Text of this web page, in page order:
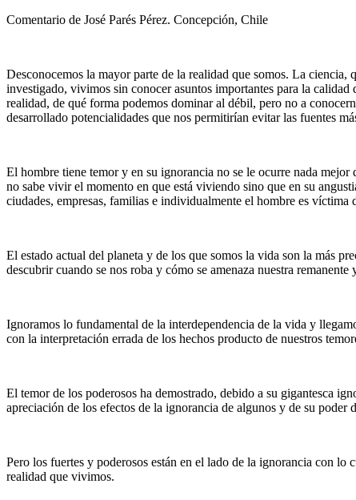
Comentario de José Parés Pérez. Concepción, Chile
Desconocemos la mayor parte de la realidad que somos. La
investigado, vivimos sin conocer asuntos importantes para la
realidad, de qué forma podemos dominar al débil, pero no a
desarrollado potencialidades que nos permitirían evitar las fuentes
El hombre tiene temor y en su ignorancia no se le ocurre nada
no sabe vivir el momento en que está viviendo sino que en su
ciudades, empresas, familias e individualmente el hombre es víctima
El estado actual del planeta y de los que somos la vida son la más
descubrir cuando se nos roba y cómo se amenaza nuestra remanente
Ignoramos lo fundamental de la interdependencia de la vida y
con la interpretación errada de los hechos producto de nuestros
El temor de los poderosos ha demostrado, debido a su gigantesca
apreciación de los efectos de la ignorancia de algunos y de su
Pero los fuertes y poderosos están en el lado de la ignorancia con
realidad que vivimos.